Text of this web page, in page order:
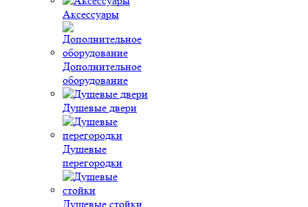
Аксессуары
Дополнительное
оборудование
Душевые двери
Душевые
перегородки
Душевые стойки